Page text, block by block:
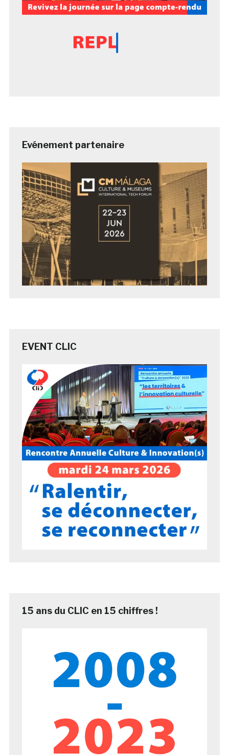
Evénement partenaire
EVENT CLIC
15 ans du CLIC en 15 chiffres !